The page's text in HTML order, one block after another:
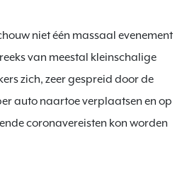
niet één massaal evenement
van meestal kleinschalige
zich, zeer gespreid door de
auto naartoe verplaatsen en op
coronavereisten kon worden